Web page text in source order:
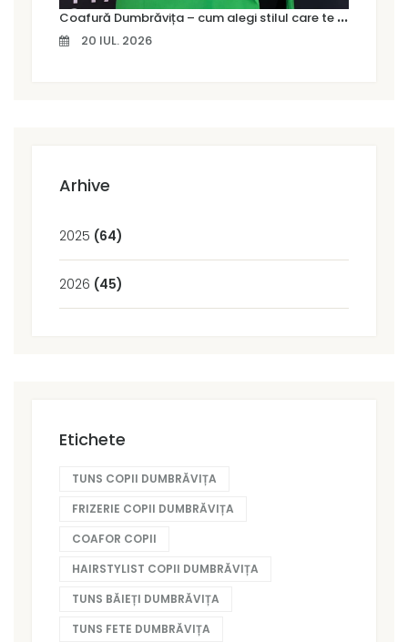
C
oafură Dumbrăvița – cum alegi stilul care te pune cu adevărat în valoare
20 IUL. 2026
Arhive
2025 (64)
2026 (45)
Etichete
TUNS COPII DUMBRĂVIȚA
FRIZERIE COPII DUMBRĂVIȚA
COAFOR COPII
HAIRSTYLIST COPII DUMBRĂVIȚA
TUNS BĂIEȚI DUMBRĂVIȚA
TUNS FETE DUMBRĂVIȚA